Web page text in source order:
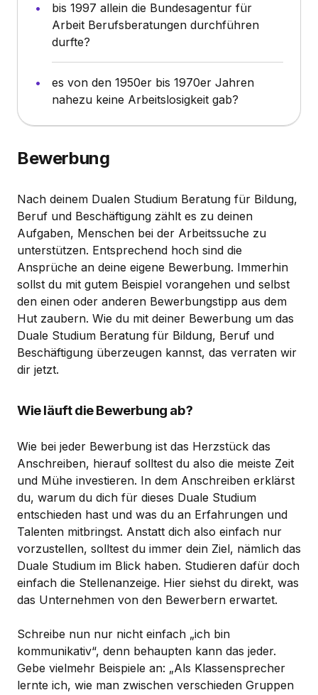
bis 1997 allein die Bundesagentur für
Arbeit Berufsberatungen durchführen
durfte?
es von den 1950er bis 1970er Jahren
nahezu keine Arbeitslosigkeit gab?
Bewerbung
Nach deinem Dualen Studium Beratung für Bildung,
Beruf und Beschäftigung zählt es zu deinen
Aufgaben, Menschen bei der Arbeitssuche zu
unterstützen. Entsprechend hoch sind die
Ansprüche an deine eigene Bewerbung. Immerhin
sollst du mit gutem Beispiel vorangehen und selbst
den einen oder anderen Bewerbungstipp aus dem
Hut zaubern. Wie du mit deiner Bewerbung um das
Duale Studium Beratung für Bildung, Beruf und
Beschäftigung überzeugen kannst, das verraten wir
dir jetzt.
Wie läuft die Bewerbung ab?
Wie bei jeder Bewerbung ist das Herzstück das
Anschreiben, hierauf solltest du also die meiste Zeit
und Mühe investieren. In dem Anschreiben erklärst
du, warum du dich für dieses Duale Studium
entschieden hast und was du an Erfahrungen und
Talenten mitbringst. Anstatt dich also einfach nur
vorzustellen, solltest du immer dein Ziel, nämlich das
Duale Studium im Blick haben. Studieren dafür doch
einfach die Stellenanzeige. Hier siehst du direkt, was
das Unternehmen von den Bewerbern erwartet.
Schreibe nun nur nicht einfach „ich bin
kommunikativ“, denn behaupten kann das jeder.
Gebe vielmehr Beispiele an: „Als Klassensprecher
lernte ich, wie man zwischen verschieden Gruppen